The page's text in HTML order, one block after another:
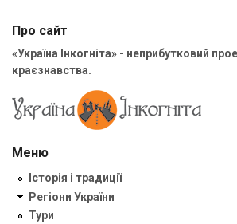
Про сайт
«Україна Інкогніта» - неприбутковий
краєзнавства.
Меню
Історія і традиції
Регіони України
Тури